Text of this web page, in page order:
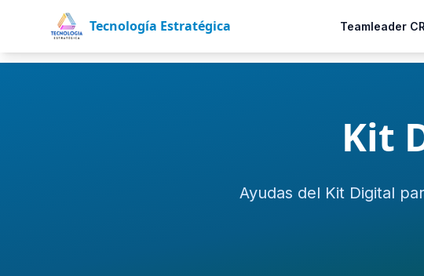
Tecnología Estratégica Teamleader
Kit
Ayudas del Kit Digital